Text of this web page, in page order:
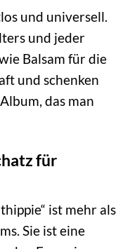
und universell.
und jeder
Balsam für die
und schenken
das man
für
ist mehr als
Sie ist eine